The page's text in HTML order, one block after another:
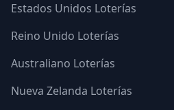
Estados Unidos Loterías
Reino Unido Loterías
Australiano Loterías
Nueva Zelanda Loterías